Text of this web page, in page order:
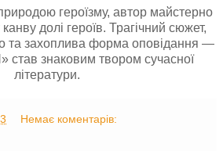
героїзму, автор майстерно
долі героїв. Трагічний сюжет,
та захоплива форма оповідання —
став знаковим твором сучасної
літератури.
Немає коментарів: